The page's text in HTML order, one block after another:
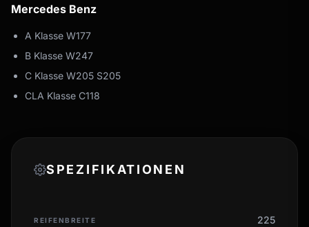
Mercedes Benz
A Klasse W177
B Klasse W247
C Klasse W205 S205
CLA Klasse C118
SPEZIFIKATIONEN
REIFENBREITE 225